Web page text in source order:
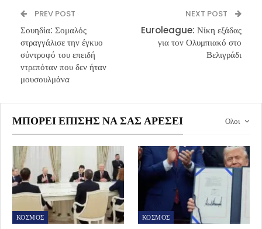
PREV POST
Σουηδία: Σομαλός
στραγγάλισε την έγκυο
σύντροφό του επειδή
ντρεπόταν που δεν ήταν
μουσουλμάνα
NEXT POST
Euroleague: Νίκη εξάδας
για τον Ολυμπιακό στο
Βελιγράδι
Ολοι
ΜΠΟΡΕΊ ΕΠΊΣΗΣ ΝΑ ΣΑΣ ΑΡΈΣΕΙ
ΚΟΣΜΟΣ ΚΟΣΜΟΣ